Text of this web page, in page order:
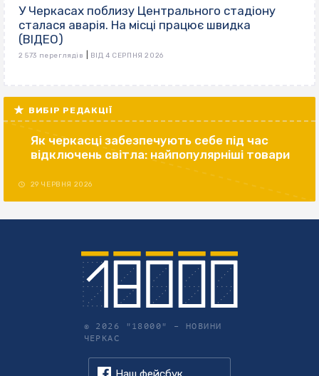
У Черкасах поблизу Центрального стадіону
сталася аварія. На місці працює швидка
(ВІДЕО)
2 573 переглядів ВІД 4 СЕРПНЯ 2026
ВИБІР РЕДАКЦІЇ
Як черкасці забезпечують себе під час
відключень світла: найпопулярніші товари
29 ЧЕРВНЯ 2026
© 2026 "18000" – НОВИНИ
ЧЕРКАС